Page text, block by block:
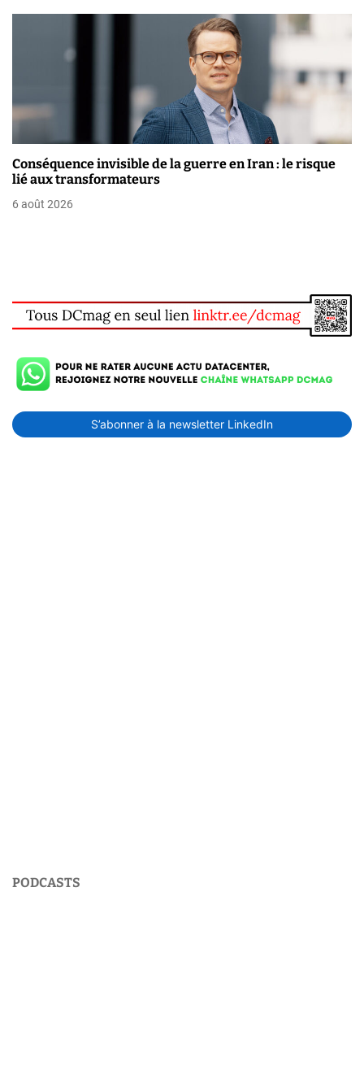
Conséquence invisible de la guerre en Iran : le risque
lié aux transformateurs
6 août 2026
S’abonner à la newsletter LinkedIn
PODCASTS